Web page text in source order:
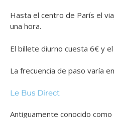
Hasta el centro de París el
una hora.
El billete diurno cuesta 6€ y
La frecuencia de paso varía
Le Bus Direct
Antiguamente conocido como